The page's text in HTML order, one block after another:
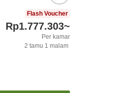
Flash Voucher
Rp1.777.303~
Per kamar
2 tamu 1 malam